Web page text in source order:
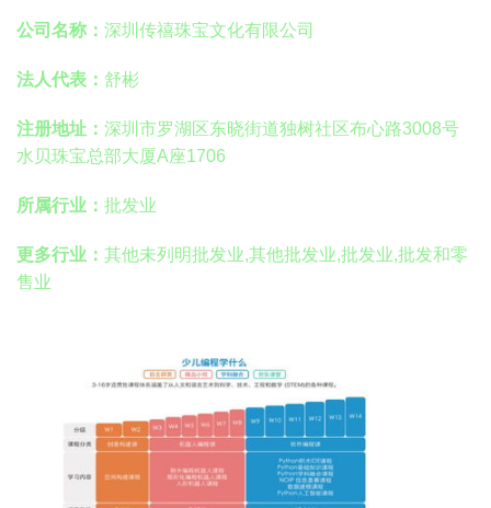
公司名称： 深圳传禧珠宝文化有限公司
法人代表： 舒彬
注册地址： 深圳市罗湖区东晓街道独树社区布心路3008号
水贝珠宝总部大厦A座1706
所属行业： 批发业
更多行业： 其他未列明批发业,其他批发业,批发业,批发和零
售业